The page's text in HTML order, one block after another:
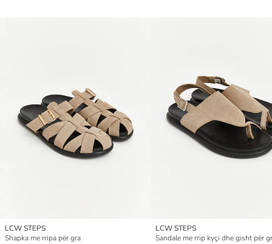
LCW STEPS
Shapka me rripa për gra
LCW STEPS
Sandale me rrip kyçi dhe gisht për